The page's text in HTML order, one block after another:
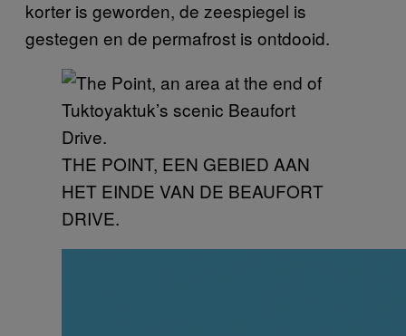
korter is geworden, de zeespiegel is
gestegen en de permafrost is ontdooid.
THE POINT, EEN GEBIED AAN
HET EINDE VAN DE BEAUFORT
DRIVE.